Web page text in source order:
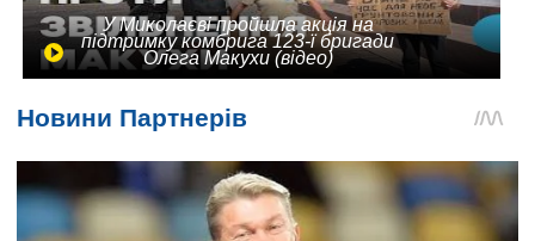
У Миколаєві пройшла акція на
підтримку комбрига 123-ї бригади
Олега Макухи (відео)